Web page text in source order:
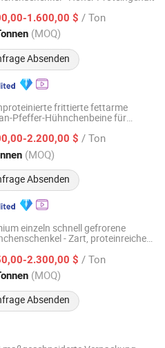
1.600,00 $ / Ton
(MOQ)
Absenden
Seit 2025
frittierte fettarme
Pfeffer-Hühnchenbeine für
2.200,00 $ / Ton
(MOQ)
Absenden
Trade Co., Ltd.
Seit 2026
einzeln schnell gefrorene
- Zart, proteinreiche
2.300,00 $ / Ton
(MOQ)
Absenden
Co., Ltd.